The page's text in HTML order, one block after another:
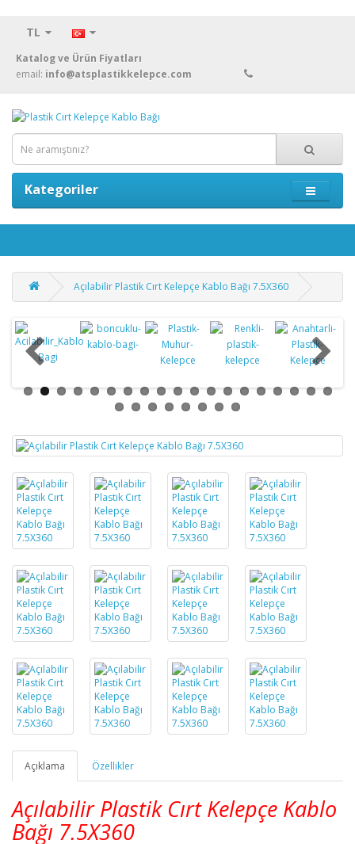
TL
Katalog ve Ürün Fiyatları
email: info@atsplastikkelepce.com
Kategoriler
Açılabilir Plastik Cırt Kelepçe Kablo Bağı 7.5X360
Açıklama Özellikler
Açılabilir Plastik Cırt Kelepçe Kablo
Bağı 7.5X360